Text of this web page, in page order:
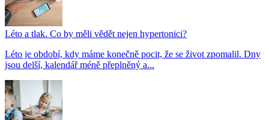
Léto a tlak. Co by měli vědět nejen hypertonici?
Léto je období, kdy máme konečně pocit, že se život zpomalil. Dny
jsou delší, kalendář méně přeplněný a...